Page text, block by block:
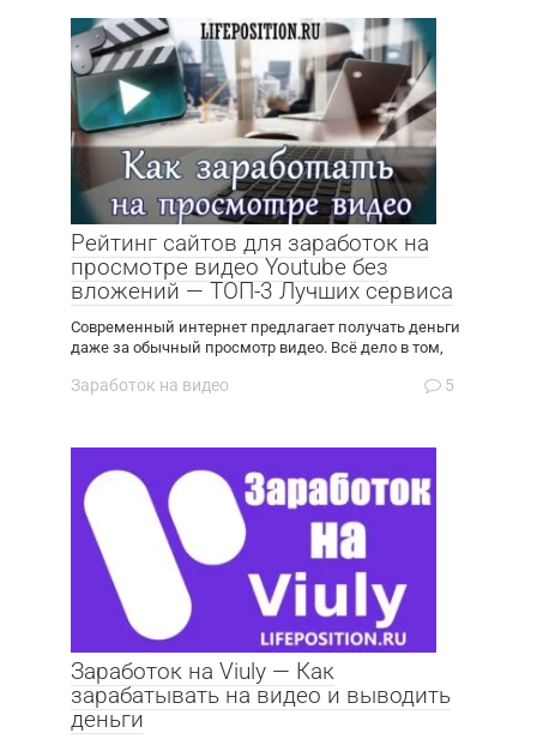
Рейтинг сайтов для заработок на
просмотре видео Youtube без
вложений — ТОП-3 Лучших сервиса
Современный интернет предлагает получать деньги
даже за обычный просмотр видео. Всё дело в том,
Заработок на видео 5
Заработок на Viuly — Как
зарабатывать на видео и выводить
деньги